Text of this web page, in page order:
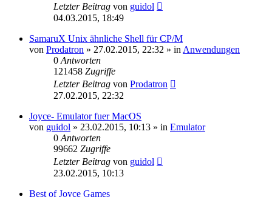
Letzter Beitrag von guidol
04.03.2015, 18:49
SamaruX Unix ähnliche Shell für CP/M
von Prodatron » 27.02.2015, 22:32 » in Anwendungen
0 Antworten
121458 Zugriffe
Letzter Beitrag von Prodatron
27.02.2015, 22:32
Joyce- Emulator fuer MacOS
von guidol » 23.02.2015, 10:13 » in Emulator
0 Antworten
99662 Zugriffe
Letzter Beitrag von guidol
23.02.2015, 10:13
Best of Joyce Games